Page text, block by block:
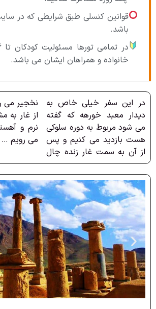
قوانین کنسلی طبق شرایطی که در
باشد.
خانواده و همراهان ایشان می باشد.
در این سفر خیلی خاص به
دیدار معبد خورهه که گفته
می شود مربوط به دوره سلوکی
هست بازدید می کنیم و پس
از آن به سمت غار زنده چال
نخجیر می رویم، پس از بازدید
از غار به مشهد اردهال رفته و
نرم و آهسته به سراغ سهراب
می رویم …